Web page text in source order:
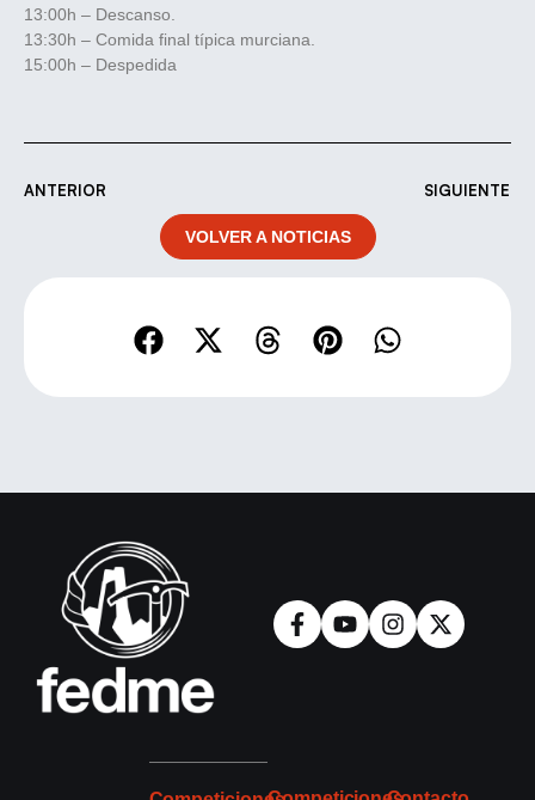
13:00h – Descanso.
13:30h – Comida final típica murciana.
15:00h – Despedida
ANTERIOR SIGUIENTE
VOLVER A NOTICIAS